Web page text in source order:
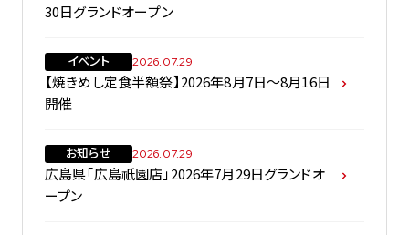
30日グランドオープン
イベント 2026.07.29
【焼きめし定食半額祭】2026年8月7日～8月16日
開催
お知らせ 2026.07.29
広島県「広島祇園店」2026年7月29日グランドオ
ープン